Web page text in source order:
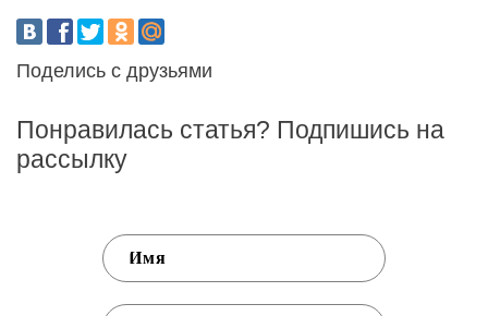
Поделись с друзьями
Понравилась статья? Подпишись на
рассылку